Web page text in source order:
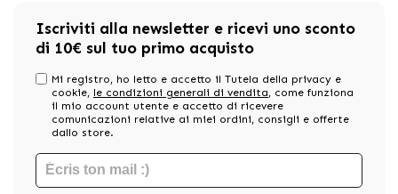
Iscriviti alla newsletter e ricevi uno sconto
di 10€ sul tuo primo acquisto
Mi registro, ho letto e accetto il Tutela della privacy e
cookie, le condizioni generali di vendita, come funziona
il mio account utente e accetto di ricevere
comunicazioni relative ai miei ordini, consigli e offerte
dallo store.